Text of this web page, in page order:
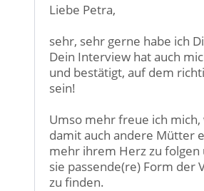
Liebe Petra,
sehr, sehr gerne habe ich
Dein Interview hat auch
und bestätigt, auf dem
sein!
Umso mehr freue ich
damit auch andere Mütter
mehr ihrem Herz zu
sie passende(re) Form der
zu finden.